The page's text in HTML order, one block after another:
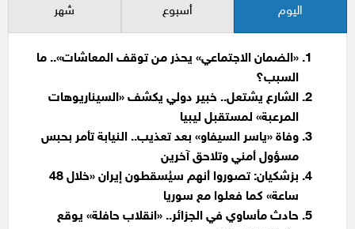
اليوم أسبوع شهر
«الضمان الاجتماعي» يحذر من توقف المعاشات».. ما
السبب؟
الشارع يشتعل.. خبير دولي يكشف «السيناريوهات
المرعبة» لمستقبل ليبيا
وفاة «ياسر السيفاو» بعد تعذيب.. النيابة تأمر بحبس
مسؤول أمني وتلاحق آخرين
بزشكيان: تصوروا أنهم سيُسقطون إيران «خلال 48
ساعة» كما فعلوا مع سوريا
حادث مأساوي في الجزائر.. «انقلاب حافلة» يوقع